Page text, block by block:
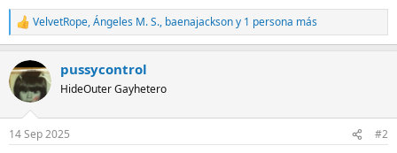
R
e
c
c
i
e
VelvetRope,Ángeles M. S., baenajacksony 1 persona más
pussycontrol
HideOuter Gayhetero
14 Sep 2025 #2